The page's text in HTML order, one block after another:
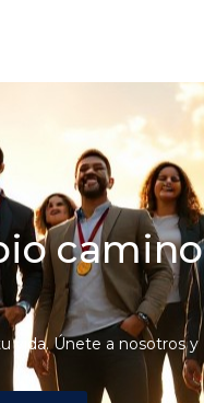
camino
vida. Únete a nosotros y